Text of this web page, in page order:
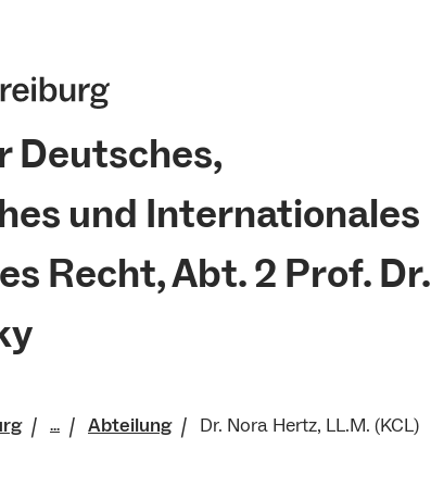
und Internationales
Recht, Abt. 2 Prof. Dr.
... Abteilung Dr. Nora Hertz, LL.M. (KCL)